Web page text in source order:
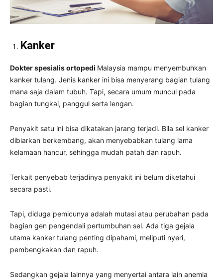
Kanker
Dokter spesialis ortopedi Malaysia mampu menyembuhkan
kanker tulang. Jenis kanker ini bisa menyerang bagian tulang
mana saja dalam tubuh. Tapi, secara umum muncul pada
bagian tungkai, panggul serta lengan.
Penyakit satu ini bisa dikatakan jarang terjadi. Bila sel kanker
dibiarkan berkembang, akan menyebabkan tulang lama
kelamaan hancur, sehingga mudah patah dan rapuh.
Terkait penyebab terjadinya penyakit ini belum diketahui
secara pasti.
Tapi, diduga pemicunya adalah mutasi atau perubahan pada
bagian gen pengendali pertumbuhan sel. Ada tiga gejala
utama kanker tulang penting dipahami, meliputi nyeri,
pembengkakan dan rapuh.
Sedangkan gejala lainnya yang menyertai antara lain anemia